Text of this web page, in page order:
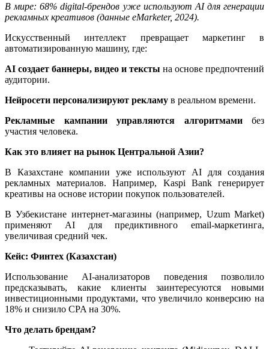
В мире: 68% digital-брендов уже используют AI для генерации
рекламных креативов (данные eMarketer, 2024).
Искусственный интеллект превращает маркетинг в
автоматизированную машину, где:
AI создает баннеры, видео и тексты на основе предпочтений
аудитории.
Нейросети персонализируют рекламу в реальном времени.
Рекламные кампании управляются алгоритмамибез
участия человека.
Как это влияет на рынок Центральной Азии?
В Казахстане компании уже используют AI для создания
рекламных материалов. Например, Kaspi Bank генерирует
креативы на основе истории покупок пользователей.
В Узбекистане интернет-магазины (например, Uzum Market)
применяют AI для предиктивного email-маркетинга,
увеличивая средний чек.
Кейс: Финтех (Казахстан)
Использование AI-анализаторов поведения позволило
предсказывать, какие клиенты заинтересуются новыми
инвестиционными продуктами, что увеличило конверсию на
18% и снизило CPA на 30%.
Что делать брендам?